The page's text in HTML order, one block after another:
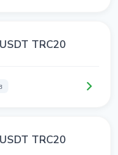
USDT TRC20
USDT TRC20